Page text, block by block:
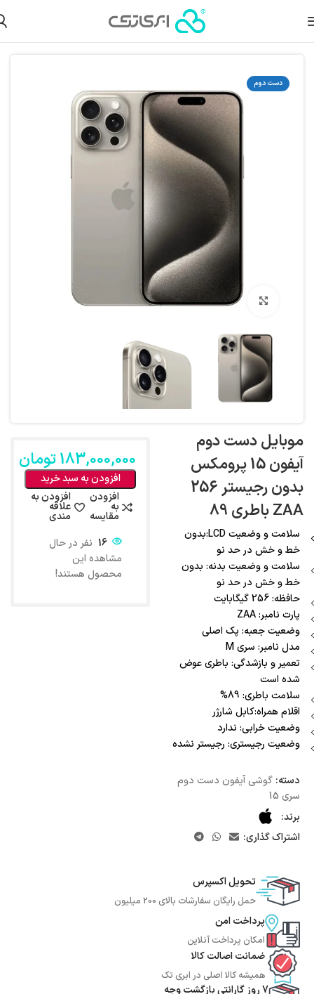
گوشی آیفون دست دوم
دست دوم
بزرگنمایی تصویر
موبایل دست دوم
آیفون 15 پرومکس
بدون رجیستر 256
ZAA باطری 89
سلامت و وضعیت LCD:بدون
خط و خش در حد نو
سلامت و وضعیت بدنه: بدون
خط و خش در حد نو
حافظه: 256 گیگابایت
پارت نامبر: ZAA
وضعیت جعبه: پک اصلی
مدل نامبر: سری M
تعمیر و بازشدگی: باطری عوض
شده است
سلامت باطری: 89%
اقلام همراه:کابل شارژر
وضعیت خرابی: ندارد
وضعیت رجیستری: رجیستر نشده
دسته: گوشی آیفون دست دوم
سری 15
برند:
اشتراک گذاری:
183,000,000تومان
افزودن به سبد خرید
افزودن
به
مقایسه
افزودن به
علاقه
مندی
16 نفر در حال
مشاهده این
محصول هستند!
تحویل اکسپرس
حمل رایگان سفارشات بالای 200 میلیون
پرداخت امن
امکان پرداخت آنلاین
ضمانت اصالت کالا
همیشه کالا اصلی در ابری تک
7 روز گارانتی بازگشت وجه